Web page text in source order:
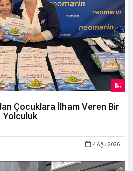
Çocuklara İlham Veren Bir
Yolculuk
4 Ağu 2026